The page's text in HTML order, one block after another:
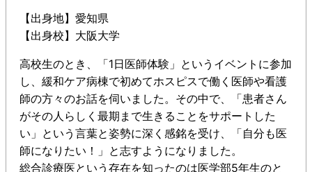
【出身地】愛知県
【出身校】大阪大学
高校生のとき、「1日医師体験」というイベントに参加
し、緩和ケア病棟で初めてホスピスで働く医師や看護
師の方々のお話を伺いました。その中で、「患者さん
がその人らしく最期まで生きることをサポートした
い」という言葉と姿勢に深く感銘を受け、「自分も医
師になりたい！」と志すようになりました。
総合診療医という存在を知ったのは医学部5年生のと